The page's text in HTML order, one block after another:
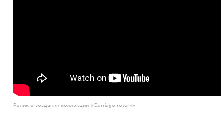
Ролик о создании коллекции «Carriage return»